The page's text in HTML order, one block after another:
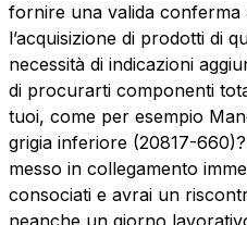
fornire una valida
l’acquisizione di prodotti di
necessità di indicazioni
di procurarti componenti
tuoi, come per esempio
grigia inferiore (20817-
messo in collegamento
consociati e avrai un
neanche un giorno